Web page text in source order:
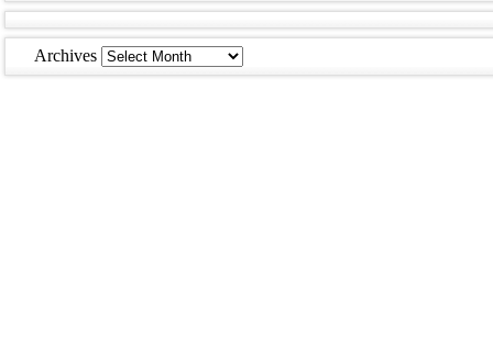
Archives Archives